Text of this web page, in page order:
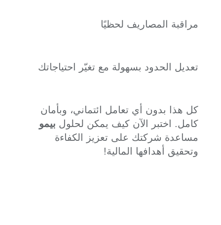
مراقبة المصاريف لحظيًا
تعديل الحدود بسهولة مع تغيّر احتياجاتك
كل هذا بدون أي تعامل ائتماني، وبأمان
كامل. اختبر الآن كيف يمكن لحلول بيمو
مساعدة شركتك على تعزيز الكفاءة
وتحقيق أهدافها المالية!